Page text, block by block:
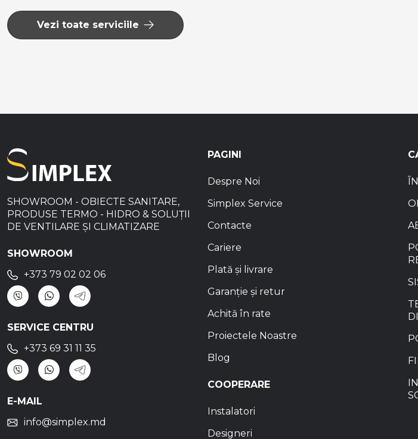
Vezi toate serviciile
SHOWROOM - OBIECTE SANITARE,
PRODUSE TERMO - HIDRO & SOLUȚII
DE VENTILARE ȘI CLIMATIZARE
SHOWROOM
+373 79 02 02 06
SERVICE CENTRU
+373 69 31 11 35
E-MAIL
info@simplex.md
PAGINI
Despre Noi
Simplex Service
Contacte
Cariere
Plată și livrare
Garanție și retur
Achită în rate
Proiectele Noastre
Blog
COOPERARE
Instalatori
Designeri